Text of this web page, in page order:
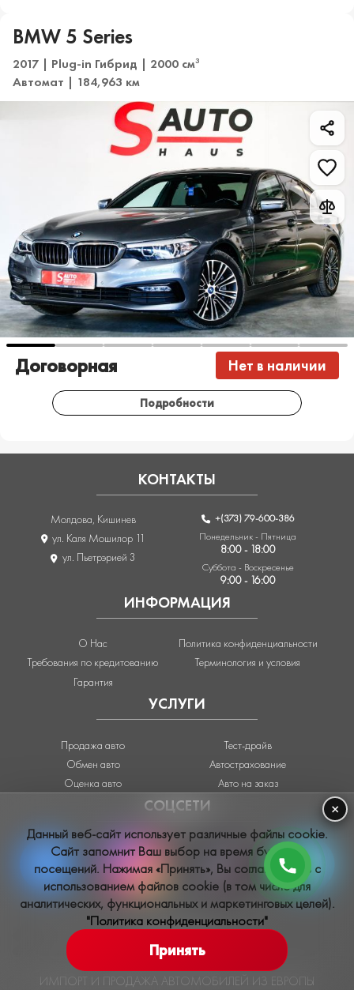
×
Данный веб-сайт использует различные файлы cookie.
Сайт запомнит Ваш выбор на время будущих
посещений. Нажимая «Принять», Вы соглашаетесь с
использованием файлов cookie (в том числе для
аналитических, функциональных и маркетинговых целей).
"Политика конфиденциальности"
Принять
BMW 5 Series
2017 | Plug-in Гибрид | 2000 см3
Автомат | 184,963 км
Договорная Нет в наличии
Подробности
УСЛУГИ
Продажа авто
Обмен авто
Оценка авто
Тест-драйв
Автострахование
Авто на заказ
ИНФОРМАЦИЯ
О Нас
Требования по кредитованию
Гарантия
Политика конфиденциальности
Терминология и условия
КОНТАКТЫ
Молдова, Кишинев
ул. Каля Мошилор 11
ул. Пьетрэрией 3
+(373) 79-600-386
Понедельник - Пятница
8:00 - 18:00
Суббота - Воскресенье
9:00 - 16:00
СОЦСЕТИ
ИМПОРТ И ПРОДАЖА АВТОМОБИЛЕЙ ИЗ ЕВРОПЫ